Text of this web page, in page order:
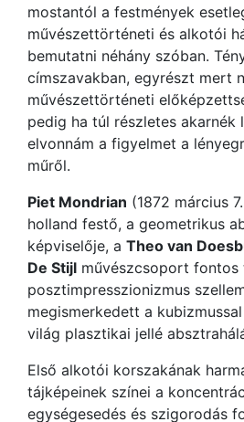
mostantól a festmények
művészettörténeti és alkotói
bemutatni néhány szóban.
címszavakban, egyrészt mert
művészettörténeti
pedig ha túl részletes akarnék
elvonnám a figyelmet a
műről.
Piet Mondrian (1872 március
holland festő, a geometrikus
képviselője, a Theo van
De Stijl művészcsoport fontos
posztimpresszionizmus
megismerkedett a
világ plasztikai jellé
Első alkotói korszakának
tájképeinek színei a
egységesedés és szigorodás